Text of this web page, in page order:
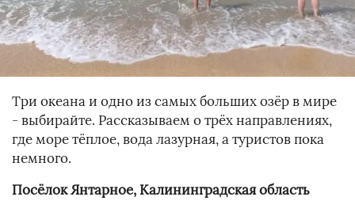
Три океана и одно из самых больших озёр в мире
- выбирайте. Рассказываем о трёх направлениях,
где море тёплое, вода лазурная, а туристов пока
немного.
Посёлок Янтарное, Калининградская область